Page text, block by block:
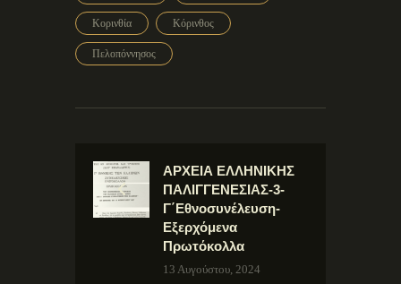
Κορινθία Κόρινθος
Πελοπόννησος
ΑΡΧΕΙΑ ΕΛΛΗΝΙΚΗΣ
ΠΑΛΙΓΓΕΝΕΣΙΑΣ-3-
Γ΄Εθνοσυνέλευση-
Εξερχόμενα
Πρωτόκολλα
13 Αυγούστου, 2024